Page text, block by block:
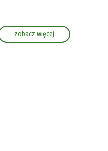
zobacz więcej